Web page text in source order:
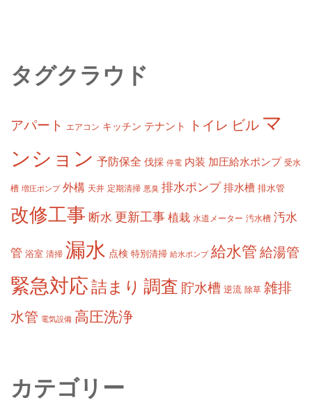
タグクラウド
アパート エアコン キッチン テナント トイレ ビル マ
ンション 予防保全 伐採 停電 内装 加圧給水ポンプ 受水
槽 増圧ポンプ 外構 天井 定期清掃 悪臭 排水ポンプ 排水槽 排水管
改修工事 断水 更新工事 植栽 水道メーター 汚水槽 汚水
管 浴室 清掃 漏水 点検 特別清掃 給水ポンプ 給水管 給湯管
緊急対応詰まり 調査 貯水槽 逆流 除草 雑排
水管 電気設備 高圧洗浄
カテゴリー